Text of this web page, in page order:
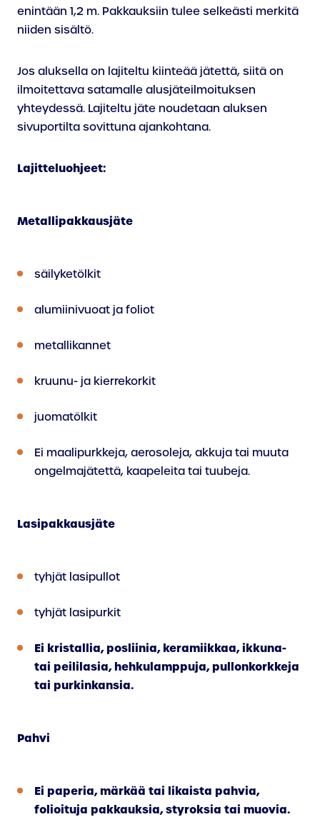
enintään 1,2 m. Pakkauksiin tulee selkeästi merkitä
niiden sisältö.
Jos aluksella on lajiteltu kiinteää jätettä, siitä on
ilmoitettava satamalle alusjäteilmoituksen
yhteydessä. Lajiteltu jäte noudetaan aluksen
sivuportilta sovittuna ajankohtana.
Lajitteluohjeet:
Metallipakkausjäte
säilyketölkit
alumiinivuoat ja foliot
metallikannet
kruunu- ja kierrekorkit
juomatölkit
Ei maalipurkkeja, aerosoleja, akkuja tai muuta
ongelmajätettä, kaapeleita tai tuubeja.
Lasipakkausjäte
tyhjät lasipullot
tyhjät lasipurkit
Ei kristallia, posliinia, keramiikkaa, ikkuna-
tai peililasia, hehkulamppuja, pullonkorkkeja
tai purkinkansia.
Pahvi
Ei paperia, märkää tai likaista pahvia,
folioituja pakkauksia, styroksia tai muovia.